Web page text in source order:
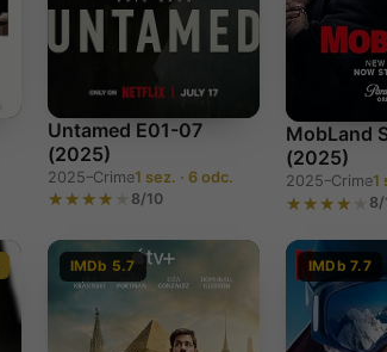
Untamed E01-07
(2025)
2025–Crime1 sez. · 6 odc.
8/10
MobLand
(2025)
2025–Crime1
8/
IMDb 5.7 IMDb 7.7